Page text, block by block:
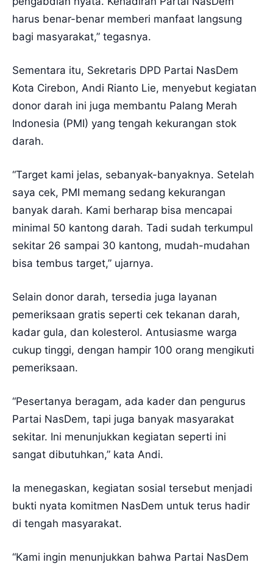
harus benar-benar memberi manfaat langsung
bagi masyarakat,” tegasnya.
Sementara itu, Sekretaris DPD Partai NasDem
Kota Cirebon, Andi Rianto Lie, menyebut kegiatan
donor darah ini juga membantu Palang Merah
Indonesia (PMI) yang tengah kekurangan stok
darah.
“Target kami jelas, sebanyak-banyaknya. Setelah
saya cek, PMI memang sedang kekurangan
banyak darah. Kami berharap bisa mencapai
minimal 50 kantong darah. Tadi sudah terkumpul
sekitar 26 sampai 30 kantong, mudah-mudahan
bisa tembus target,” ujarnya.
Selain donor darah, tersedia juga layanan
pemeriksaan gratis seperti cek tekanan darah,
kadar gula, dan kolesterol. Antusiasme warga
cukup tinggi, dengan hampir 100 orang mengikuti
pemeriksaan.
“Pesertanya beragam, ada kader dan pengurus
Partai NasDem, tapi juga banyak masyarakat
sekitar. Ini menunjukkan kegiatan seperti ini
sangat dibutuhkan,” kata Andi.
Ia menegaskan, kegiatan sosial tersebut menjadi
bukti nyata komitmen NasDem untuk terus hadir
di tengah masyarakat.
“Kami ingin menunjukkan bahwa Partai NasDem